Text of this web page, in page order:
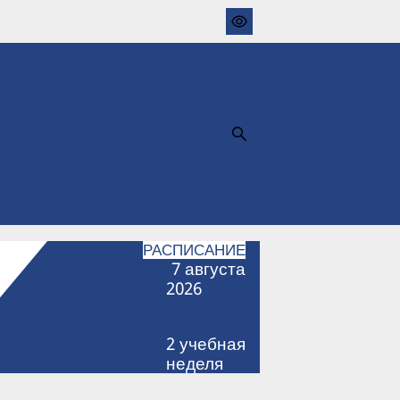
РАСПИСАНИЕ
7августа
2026
2учебная
неделя